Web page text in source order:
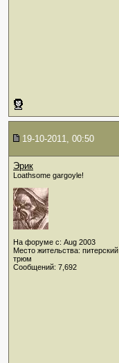
19-10-2011, 00:50
Эрик
Loathsome gargoyle!
На форуме с: Aug 2003
Место жительства: питерский
трюм
Сообщений: 7,692